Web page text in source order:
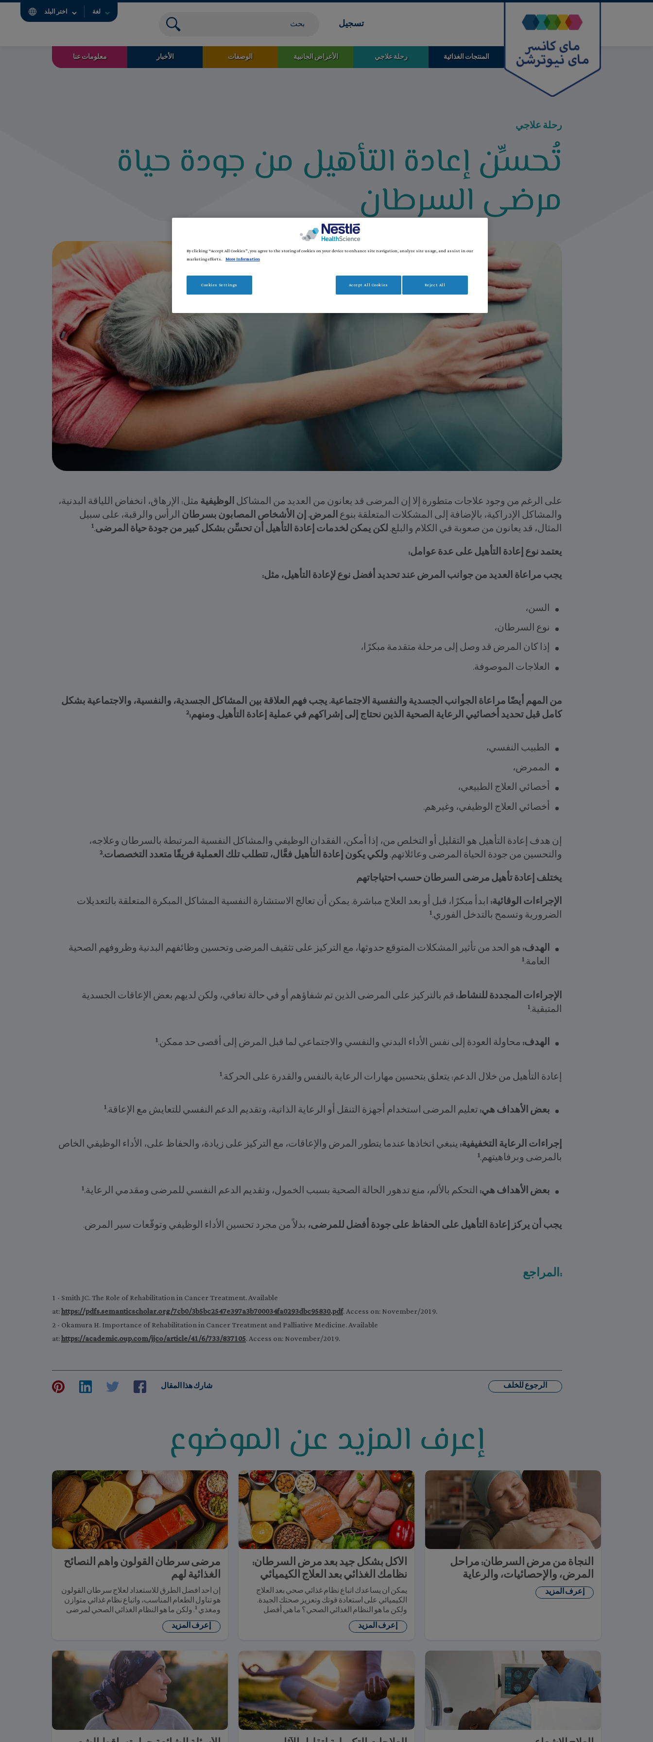
تجاوز
اختر البلد لغة
المنتجات الغذائية رحلة علاجي الأعراض الجانبية الوصفات الأخبار معلومات عنا
تسجيل
رحلة علاجي
تُحسِّن إعادة التأهيل من جودة حياة
مرضى السرطان
على الرغم من وجود علاجات متطورة إلا إن المرضى قد يعانون من العديد من المشاكلالوظيفية مثل: الإرهاق، انخفاض اللياقة البدنية،
والمشاكل الإدراكية، بالإضافة إلى المشكلات المتعلقة بنوعالمرض. إن الأشخاص المصابون بسرطان الرأس والرقبة، على سبيل
المثال، قد يعانون من صعوبة في الكلام والبلع.لكن يمكن لخدمات إعادة التأهيل أن تحسِّن بشكل كبير من جودة حياة المرضى.
1
يعتمد نوع إعادة التأهيل على عدة عوامل:
يجب مراعاة العديد من جوانب المرض عند تحديد أفضل نوع لإعادة التأهيل، مثل:
السن،
نوع السرطان،
إذا كان المرض قد وصل إلى مرحلة متقدمة مبكرًا،
العلاجات الموصوفة.
من المهم أيضًا مراعاة الجوانب الجسدية والنفسية الاجتماعية. يجب فهم العلاقة بين المشاكل الجسدية، والنفسية، والاجتماعية بشكل
كامل قبل تحديد أخصائيي الرعاية الصحية الذين نحتاج إلى إشراكهم في عملية إعادة التأهيل. ومنهم:2
الطبيب النفسي،
الممرض،
أخصائي العلاج الطبيعي،
أخصائي العلاج الوظيفي، وغيرهم.
إن هدف إعادة التأهيل هو التقليل أو التخلص من، إذا أمكن، الفقدان الوظيفي والمشاكل النفسية المرتبطة بالسرطان وعلاجه،
والتحسين من جودة الحياة المرضى وعائلاتهم.ولكي يكون إعادة التأهيل فعَّال، تتطلب تلك العملية فريقًا متعدد التخصصات.2
يختلف إعادة تأهيل مرضى السرطان حسب احتياجاتهم
الإجراءات الوقائية: ابدأ مبكرًا، قبل أو بعد العلاج مباشرة. يمكن أن تعالج الاستشارة النفسية المشاكل المبكرة المتعلقة بالتعديلات
الضرورية وتسمح بالتدخل الفوري.1
الهدف:هو الحد من تأثير المشكلات المتوقع حدوثها، مع التركيز على تثقيف المرضى وتحسين وظائفهم البدنية وظروفهم الصحية
العامة.1
الإجراءات المجددة للنشاط: قم بالتركيز على المرضى الذين تم شفاؤهم أو في حالة تعافي، ولكن لديهم بعض الإعاقات الجسدية
المتبقية.1
الهدف: محاولة العودة إلى نفس الأداء البدني والنفسي والاجتماعي لما قبل المرض إلى أقصى حد ممكن.1
إعادة التأهيل من خلال الدعم: يتعلق بتحسين مهارات الرعاية بالنفس والقدرة على الحركة.1
بعض الأهداف هي:تعليم المرضى استخدام أجهزة التنقل أو الرعاية الذاتية، وتقديم الدعم النفسي للتعايش مع الإعاقة.1
إجراءات الرعاية التخفيفية:ينبغي اتخاذها عندما يتطور المرض والإعاقات، مع التركيز على زيادة، والحفاظ على، الأداء الوظيفي الخاص
بالمرضى وبرفاهيتهم.1
بعض الأهداف هي: التحكم بالألم، منع تدهور الحالة الصحية بسبب الخمول، وتقديم الدعم النفسي للمرضى ومقدمي الرعاية.1
يجب أن يركز إعادة التأهيل على الحفاظ على جودة أفضل للمرضى، بدلاً من مجرد تحسين الأداء الوظيفي وتوقّعات سير المرض.
المراجع:
1 - Smith JC. The Role of Rehabilitation in Cancer Treatment. Available
at:https://pdfs.semanticscholar.org/7cb0/3b5bc2547e397a3b700034fa0293dbc95830.pdf. Access on: November/2019.
2 - Okamura H. Importance of Rehabilitation in Cancer Treatment and Palliative Medicine. Available
at:https://academic.oup.com/jjco/article/41/6/733/837105. Access on: November/2019.
الرجوع للخلف شارك هذا المقال
إعرف المزيد عن الموضوع
النجاة من مرض السرطان: مراحل
المرض، والإحصائيات، والرعاية
إعرف المزيد
الأكل بشكل جيد بعد مرض السرطان:
نظامك الغذائي بعد العلاج الكيميائي
يمكن أن يساعدك اتباع نظام غذائي صحي بعد العلاج
الكيميائي على استعادة قوتك وتعزيز صحتك الجيدة.
ولكن ما هو النظام الغذائي الصحي؟ ما هي أفضل
الأطعمة التي يجب تناولها بعد العلاج الكيميائي، وهل
هناك أي قيود على النظام الغذائي؟ إقرأ هذا المقال
إعرف المزيد
مرضى سرطان القولون وأهم النصائح
الغذائية لهم
إن أحد أفضل الطرق للاستعداد لعلاج سرطان القولون
هو تناول الطعام المناسب، واتباع نظام غذائي متوازن
ومغذي1. ولكن ما هو النظام الغذائي الصحي لمرضى
سرطان القولون؟
إعرف المزيد
By clicking “Accept All Cookies”, you agree to the storing of cookies on your device to enhance site navigation, analyze site usage, and assist in our
marketing efforts. More Information
Reject All
Accept All Cookies
Cookies Settings